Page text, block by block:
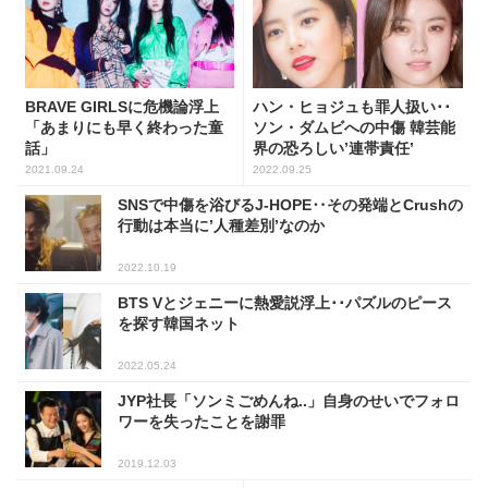
BRAVE GIRLSに危機論浮上
「あまりにも早く終わった童
話」
2021.09.24
ハン・ヒョジュも罪人扱い･･
ソン・ダムビへの中傷 韓芸能
界の恐ろしい’連帯責任’
2022.09.25
SNSで中傷を浴びるJ-HOPE‥その発端とCrushの
行動は本当に’人種差別’なのか
2022.10.19
BTS Vとジェニーに熱愛説浮上･･パズルのピース
を探す韓国ネット
2022.05.24
JYP社長「ソンミごめんね..」自身のせいでフォロ
ワーを失ったことを謝罪
2019.12.03